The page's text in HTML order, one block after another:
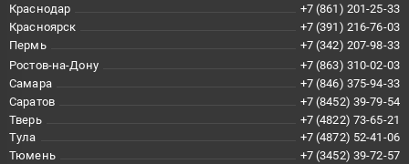
Краснодар
+7 (861) 201-25-33
Красноярск
+7 (391) 216-76-03
Пермь
+7 (342) 207-98-33
Ростов-на-Дону
+7 (863) 310-02-03
Самара
+7 (846) 375-94-33
Саратов
+7 (8452) 39-79-54
Тверь
+7 (4822) 73-65-21
Тула
+7 (4872) 52-41-06
Тюмень
+7 (3452) 39-72-57